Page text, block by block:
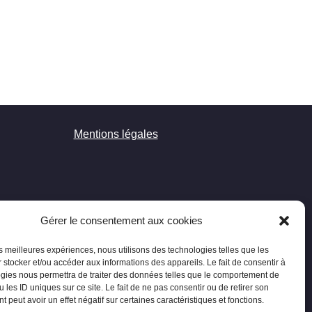
Gérer le consentement aux cookies
meilleures expériences, nous utilisons des technologies telles que les
stocker et/ou accéder aux informations des appareils. Le fait de consentir à
nous permettra de traiter des données telles que le comportement de
les ID uniques sur ce site. Le fait de ne pas consentir ou de retirer son
peut avoir un effet négatif sur certaines caractéristiques et fonctions.
Mentions légales